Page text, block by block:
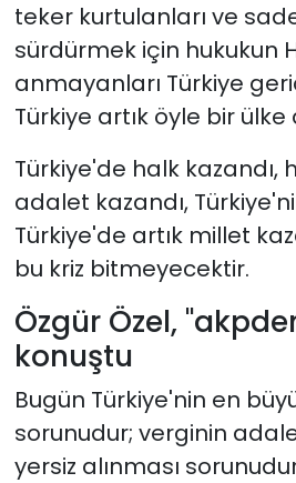
teker kurtulanları ve
sürdürmek için hukukun
anmayanları Türkiye
Türkiye artık öyle bir ülke
Türkiye'de halk kazandı,
adalet kazandı,
Türkiye'de artık millet
bu kriz bitmeyecektir.
Özgür Özel,
konuştu
Bugün Türkiye'nin en
sorunudur; verginin
yersiz alınması